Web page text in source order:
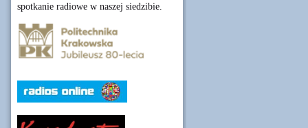
spotkanie radiowe w naszej siedzibie.